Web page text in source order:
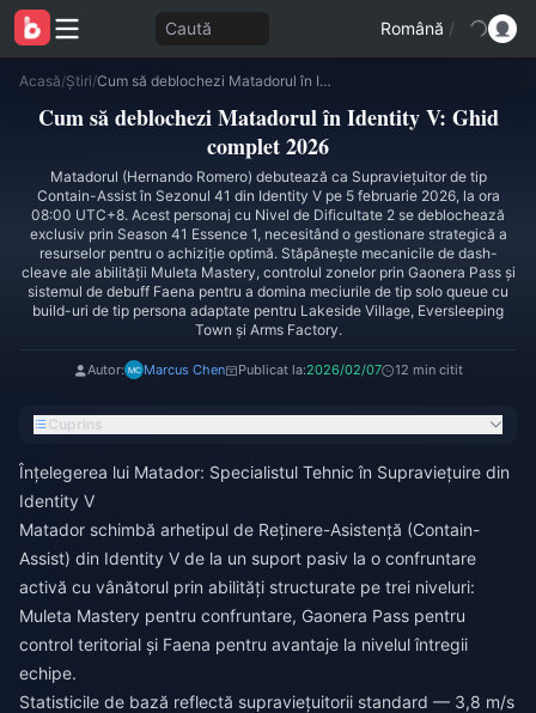
Caută Română /
Acasă/Știri/ Cum să deblochezi Matadorul în Identity V: Ghid complet 2026
Cum să deblochezi Matadorul în Identity V: Ghid
complet 2026
Matadorul (Hernando Romero) debutează ca Supraviețuitor de tip
Contain-Assist în Sezonul 41 din Identity V pe 5 februarie 2026, la ora
08:00 UTC+8. Acest personaj cu Nivel de Dificultate 2 se deblochează
exclusiv prin Season 41 Essence 1, necesitând o gestionare strategică a
resurselor pentru o achiziție optimă. Stăpânește mecanicile de dash-
cleave ale abilității Muleta Mastery, controlul zonelor prin Gaonera Pass și
sistemul de debuff Faena pentru a domina meciurile de tip solo queue cu
build-uri de tip persona adaptate pentru Lakeside Village, Eversleeping
Town și Arms Factory.
Autor: Marcus Chen Publicat la:2026/02/07 12 min citit
Cuprins
Înțelegerea lui Matador: Specialistul Tehnic în Supraviețuire din
Identity V
Matador schimbă arhetipul de Reținere-Asistență (Contain-
Assist) din Identity V de la un suport pasiv la o confruntare
activă cu vânătorul prin abilități structurate pe trei niveluri:
Muleta Mastery pentru confruntare, Gaonera Pass pentru
control teritorial și Faena pentru avantaje la nivelul întregii
echipe.
Statisticile de bază reflectă supraviețuitorii standard — 3,8 m/s